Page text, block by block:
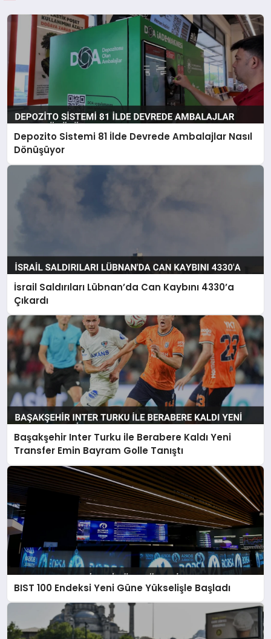
Depozito Sistemi 81 İlde Devrede Ambalajlar Nasıl
Dönüşüyor
İsrail Saldırıları Lübnan’da Can Kaybını 4330’a
Çıkardı
Başakşehir Inter Turku ile Berabere Kaldı Yeni
Transfer Emin Bayram Golle Tanıştı
BIST 100 Endeksi Yeni Güne Yükselişle Başladı